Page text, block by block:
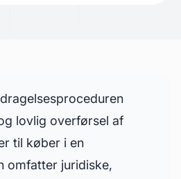
lovlig overførsel af
til køber i en
omfatter juridiske,